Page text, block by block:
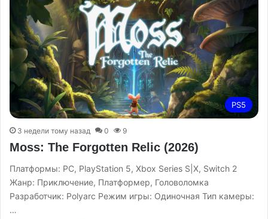
PS5
3 недели тому назад 0 9
Moss: The Forgotten Relic (2026)
Платформы: PC, PlayStation 5, Xbox Series S|X, Switch 2
Жанр: Приключение, Платформер, Головоломка
Разработчик: Polyarc Режим игры: Одиночная Тип камеры:
…